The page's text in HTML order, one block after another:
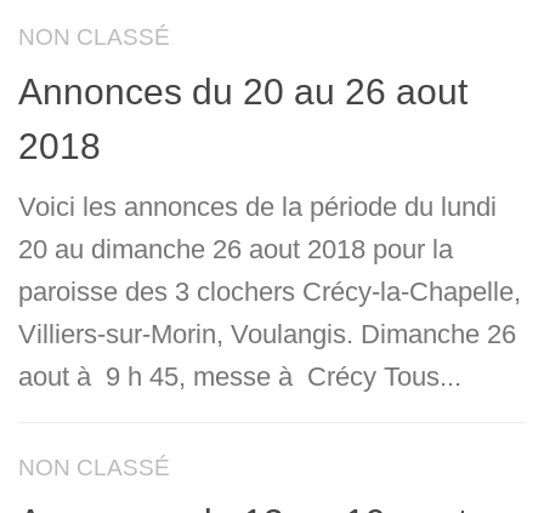
NON CLASSÉ
Annonces du 20 au 26 aout
2018
Voici les annonces de la période du lundi
20 au dimanche 26 aout 2018 pour la
paroisse des 3 clochers Crécy-la-Chapelle,
Villiers-sur-Morin, Voulangis. Dimanche 26
aout à 9 h 45, messe à Crécy Tous...
NON CLASSÉ